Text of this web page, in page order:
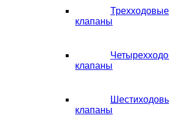
клапаны
клапаны
клапаны